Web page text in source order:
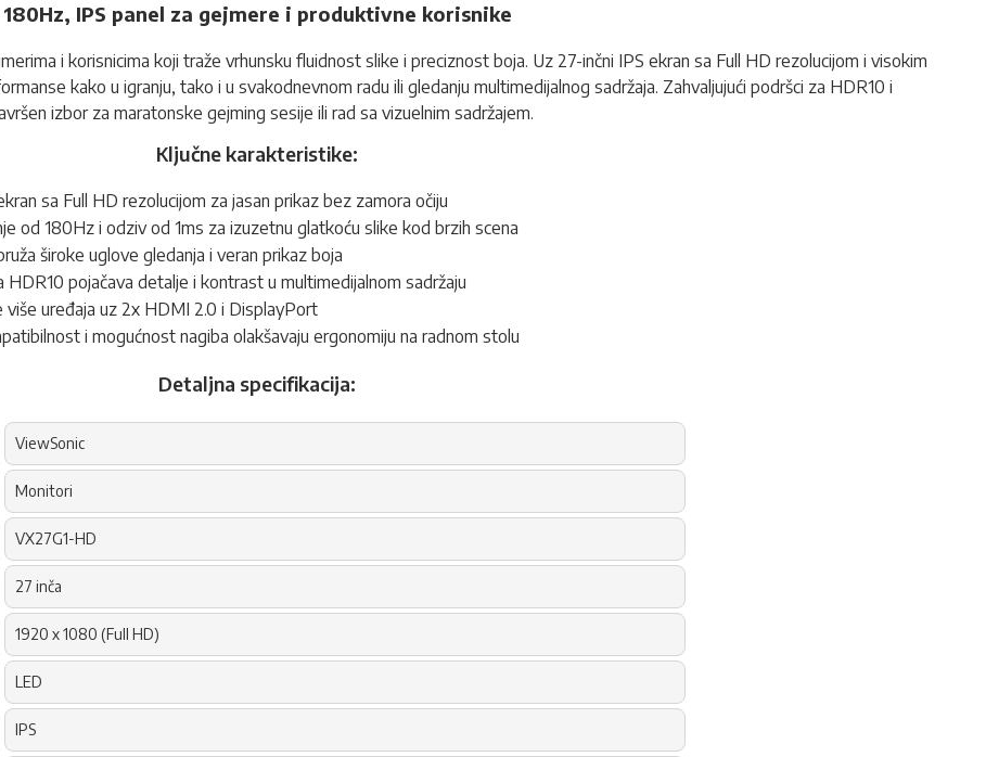
IPS panel za gejmere i produktivne korisnike
i korisnicima koji traže vrhunsku fluidnost slike i preciznost boja. Uz 27-inčni IPS ekran sa Full HD rezolucijom i visokim
kako u igranju, tako i u svakodnevnom radu ili gledanju multimedijalnog sadržaja. Zahvaljujući podršci za HDR10 i
izbor za maratonske gejming sesije ili rad sa vizuelnim sadržajem.
Ključne karakteristike:
sa Full HD rezolucijom za jasan prikaz bez zamora očiju
od 180Hz i odziv od 1ms za izuzetnu glatkoću slike kod brzih scena
široke uglove gledanja i veran prikaz boja
HDR10 pojačava detalje i kontrast u multimedijalnom sadržaju
više uređaja uz 2x HDMI 2.0 i DisplayPort
i mogućnost nagiba olakšavaju ergonomiju na radnom stolu
Detaljna specifikacija:
ViewSonic
Monitori
VX27G1-HD
27 inča
1920 x 1080 (Full HD)
LED
IPS